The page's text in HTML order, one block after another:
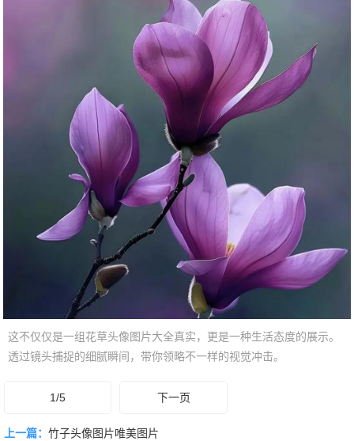
这不仅仅是一组花草头像图片大全真实，更是一种生活态度的展示。
透过镜头捕捉的细腻瞬间，带你领略不一样的视觉冲击。
1/5 下一页
上一篇： 竹子头像图片唯美图片